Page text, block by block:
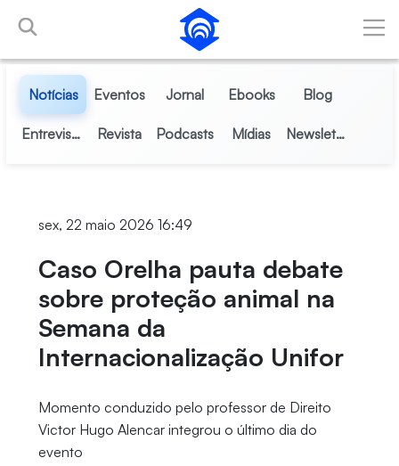
Pular para o Conteúdo principal
Notícias Eventos Jornal Ebooks Blog
Entrevistas Revista Podcasts Mídias Newsletter
sex, 22 maio 2026 16:49
Caso Orelha pauta debate
sobre proteção animal na
Semana da
Internacionalização Unifor
Momento conduzido pelo professor de Direito
Victor Hugo Alencar integrou o último dia do
evento